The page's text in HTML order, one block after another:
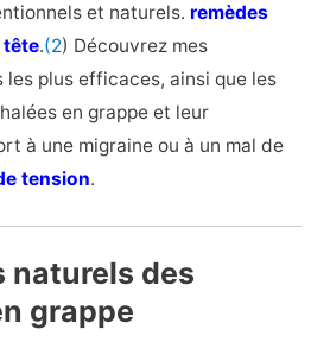
et naturels. remèdes
tête.(2) Découvrez mes
plus efficaces, ainsi que les
en grappe et leur
à une migraine ou à un mal de
tension.
naturels des
grappe